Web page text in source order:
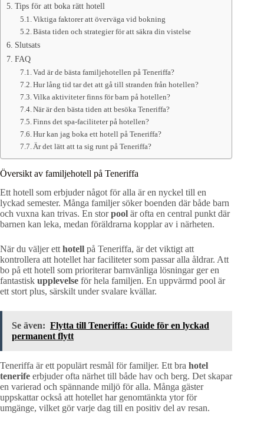
Tips för att boka rätt hotell
Viktiga faktorer att överväga vid bokning
Bästa tiden och strategier för att säkra din vistelse
Slutsats
FAQ
Vad är de bästa familjehotellen på Teneriffa?
Hur lång tid tar det att gå till stranden från hotellen?
Vilka aktiviteter finns för barn på hotellen?
När är den bästa tiden att besöka Teneriffa?
Finns det spa-faciliteter på hotellen?
Hur kan jag boka ett hotell på Teneriffa?
Är det lätt att ta sig runt på Teneriffa?
Översikt av familjehotell på Teneriffa
Ett hotell som erbjuder något för alla är en nyckel till en
lyckad semester. Många familjer söker boenden där både barn
och vuxna kan trivas. En storpool är ofta en central punkt där
barnen kan leka, medan föräldrarna kopplar av i närheten.
När du väljer etthotell på Teneriffa, är det viktigt att
kontrollera att hotellet har faciliteter som passar alla åldrar. Att
bo på ett hotell som prioriterar barnvänliga lösningar ger en
fantastisk upplevelse för hela familjen. En uppvärmd pool är
ett stort plus, särskilt under svalare kvällar.
Se även: Flytta till Teneriffa: Guide för en lyckad
permanent flytt
Teneriffa är ett populärt resmål för familjer. Ett bra hotel
tenerife erbjuder ofta närhet till både hav och berg. Det skapar
en varierad och spännande miljö för alla. Många gäster
uppskattar också att hotellet har genomtänkta ytor för
umgänge, vilket gör varje dag till en positiv del av resan.